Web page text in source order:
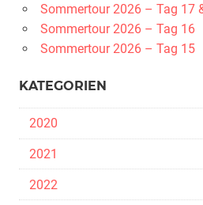
Sommertour 2026 – Tag 17
Sommertour 2026 – Tag 16
Sommertour 2026 – Tag 15
KATEGORIEN
2020
2021
2022